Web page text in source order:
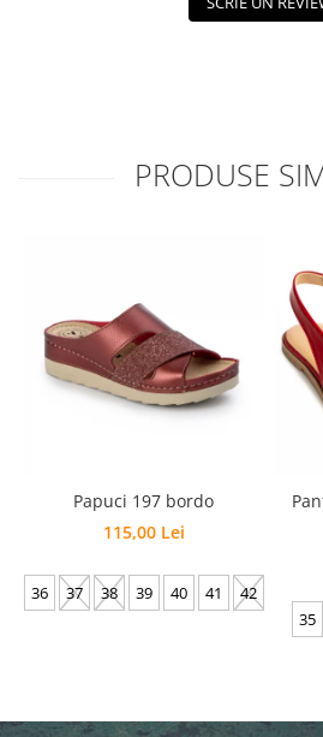
PRODUSE
Papuci 197 bordo
115,00 Lei
36 37 38 39 40 41 42
35